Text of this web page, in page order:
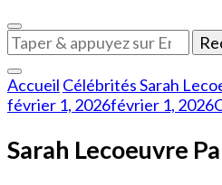
Vous
recherchiez
quelque
chose
?
Accueil CélébritésSarah
février 1, 2026février 1, 2026
Sarah Lecoeuvre